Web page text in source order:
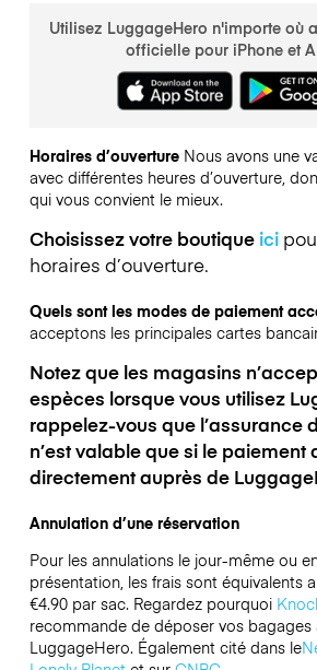
Utilisez LuggageHero n'importe où
officielle pour iPhone et
Horaires d’ouverture Nous avons une
avec différentes heures d’ouverture,
qui vous convient le mieux.
Choisissez votre boutique ici
horaires d’ouverture.
Quels sont les modes de paiement
acceptons les principales cartes
Notez que les magasins
espèces lorsque vous utilisez
rappelez-vous que l’assurance
n’est valable que si le paiement
directement auprès de
Annulation d’une réservation
Pour les annulations le jour-même ou
présentation, les frais sont équivalents
€4.90 par sac. Regardez pourquoi
recommande de déposer vos bagages
LuggageHero. Également cité dans le